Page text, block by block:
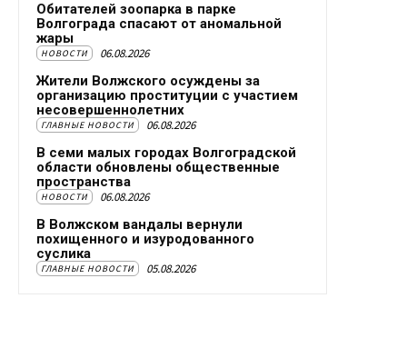
Обитателей зоопарка в парке
Волгограда спасают от аномальной
жары
НОВОСТИ 06.08.2026
Жители Волжского осуждены за
организацию проституции с участием
несовершеннолетних
ГЛАВНЫЕ НОВОСТИ 06.08.2026
В семи малых городах Волгоградской
области обновлены общественные
пространства
НОВОСТИ 06.08.2026
В Волжском вандалы вернули
похищенного и изуродованного
суслика
ГЛАВНЫЕ НОВОСТИ 05.08.2026